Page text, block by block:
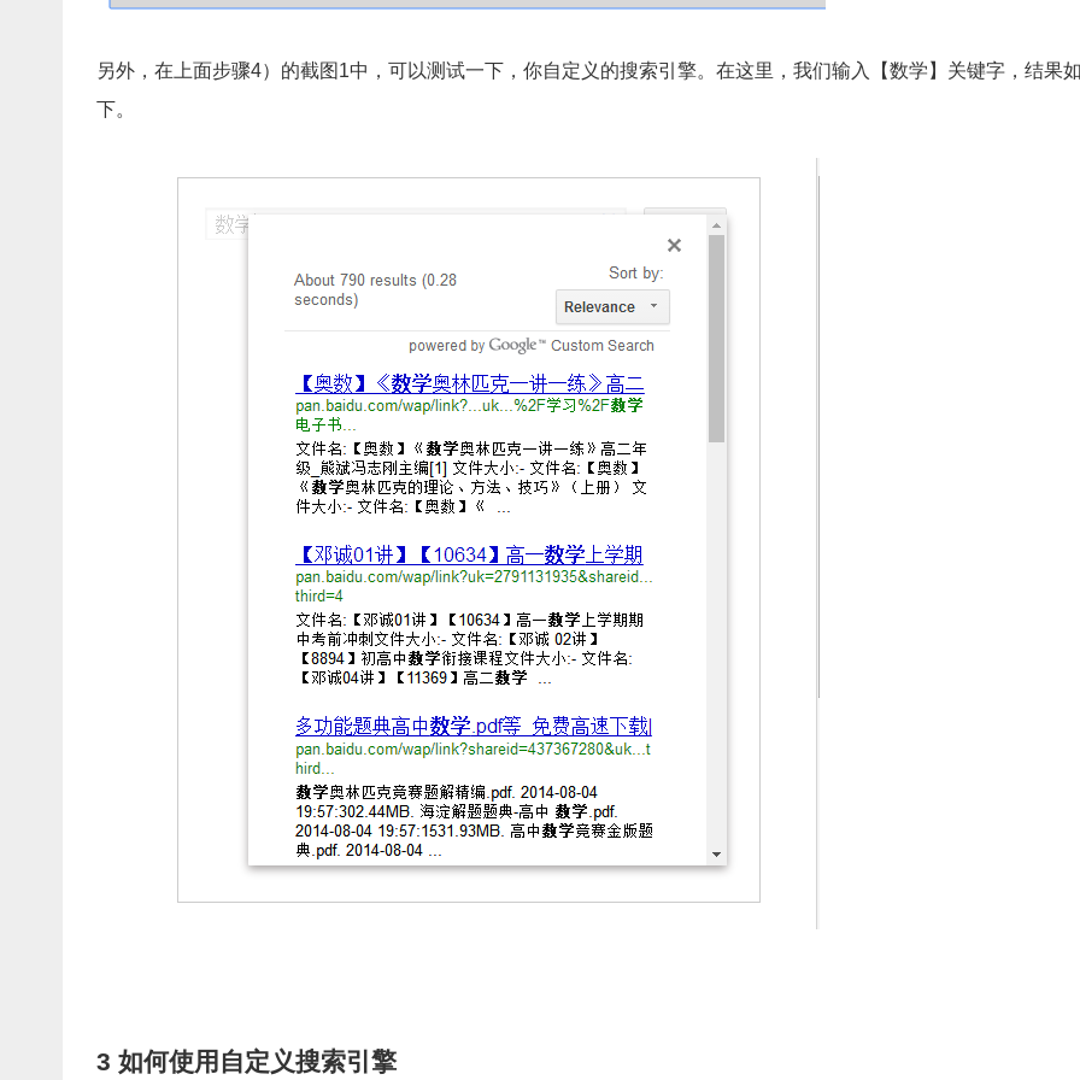
另外，在上面步骤4）的截图1中，可以测试一下，你自定义的搜索引擎。在这里，我们输入【数学】关键字，结果
下。
3 如何使用自定义搜索引擎